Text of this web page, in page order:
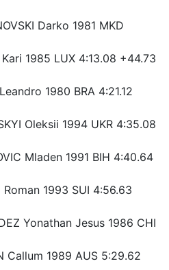
Darko 1981 MKD
1985 LUX 4:13.08 +44.73
1980 BRA 4:21.12
Oleksii 1994 UKR 4:35.08
Mladen 1991 BIH 4:40.64
1993 SUI 4:56.63
Yonathan Jesus 1986 CHI
Callum 1989 AUS 5:29.62